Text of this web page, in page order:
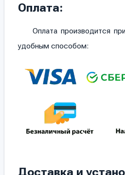
Оплата:
Оплата производится
удобным способом:
Доставка и